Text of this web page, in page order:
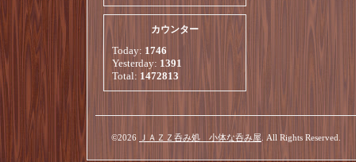
カウンター
Today: 1746
Yesterday: 1391
Total: 1472813
©2026 ＪＡＺＺ呑み処 小体な呑み屋 . All Rights Reserved.